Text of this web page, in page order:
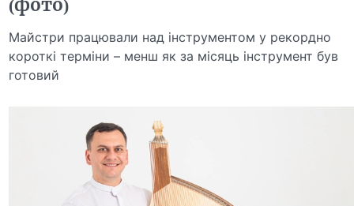
(фото)
Майстри працювали над інструментом у рекордно
короткі терміни – менш як за місяць інструмент був
готовий